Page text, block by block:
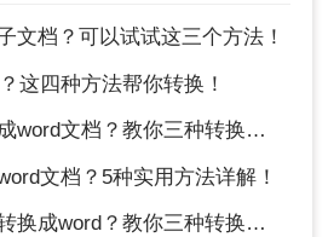
文档？可以试试这三个方法！
这四种方法帮你转换！
文档？教你三种转换方法！
文档？5种实用方法详解！
成word？教你三种转换方法！